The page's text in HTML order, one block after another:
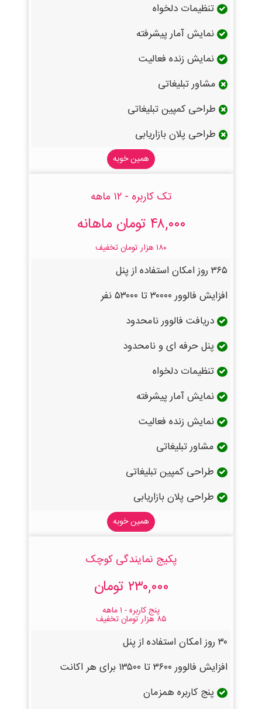
تنظیمات دلخواه
نمایش آمار پیشرفته
نمایش زنده فعالیت
مشاور تبلیغاتی
طراحی کمپین تبلیغاتی
طراحی پلان بازاریابی
همین خوبه
تک کاربره - ۱۲ ماهه
۴۸,۰۰۰ تومان ماهانه
۱۸۰ هزار تومان تخفیف
۳۶۵ روز امکان استفاده از پنل
افزایش فالوور ۳۰۰۰۰ تا ۵۳۰۰۰ نفر
دریافت فالوور نامحدود
پنل حرفه ای و نامحدود
تنظیمات دلخواه
نمایش آمار پیشرفته
نمایش زنده فعالیت
مشاور تبلیغاتی
طراحی کمپین تبلیغاتی
طراحی پلان بازاریابی
همین خوبه
پکیج نمایندگی کوچک
۲۳۰,۰۰۰ تومان
پنج کاربره - ۱ ماهه
۸۵ هزار تومان تخفیف
۳۰ روز امکان استفاده از پنل
افزایش فالوور ۳۶۰۰ تا ۱۳۵۰۰ برای هر اکانت
پنج کاربره همزمان